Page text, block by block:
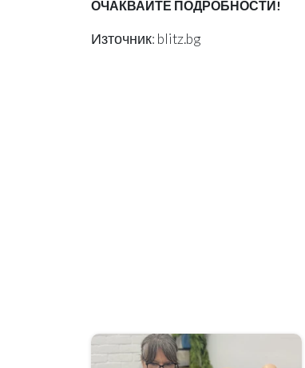
ОЧАКВАЙТЕ ПОДРОБНОСТИ!
Източник: blitz.bg